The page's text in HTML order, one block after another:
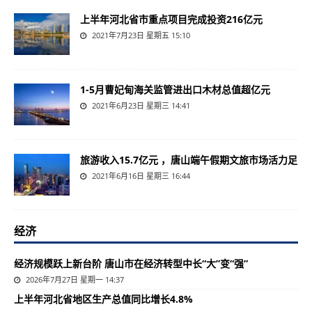
上半年河北省市重点项目完成投资216亿元
2021年7月23日 星期五 15:10
1-5月曹妃甸海关监管进出口木材总值超亿元
2021年6月23日 星期三 14:41
旅游收入15.7亿元 ，唐山端午假期文旅市场活力足
2021年6月16日 星期三 16:44
经济
经济规模跃上新台阶 唐山市在经济转型中长“大”变“强”
2026年7月27日 星期一 14:37
上半年河北省地区生产总值同比增长4.8%